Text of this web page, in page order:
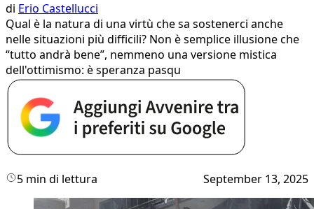
di Erio Castellucci
Qual è la natura di una virtù che sa sostenerci anche
nelle situazioni più difficili? Non è semplice illusione che
“tutto andrà bene”, nemmeno una versione mistica
dell'ottimismo: è speranza pasqu
5 min di lettura September 13, 2025